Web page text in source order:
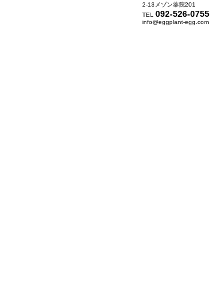
2-13メゾン薬院201
TEL 092-526-0755
info@eggplant-egg.com